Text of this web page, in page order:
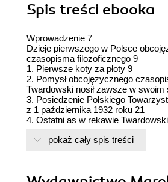
Spis treści ebooka
Wprowadzenie 7
Dzieje pierwszego w Polsce
czasopisma filozoficznego 9
1. Pierwsze koty za płoty 9
2. Pomysł obcojęzycznego
Twardowski nosił zawsze w swoim
3. Posiedzenie Polskiego
z 1 października 1932 roku 21
4. Ostatni as w rękawie
27
pokaż cały spis treści